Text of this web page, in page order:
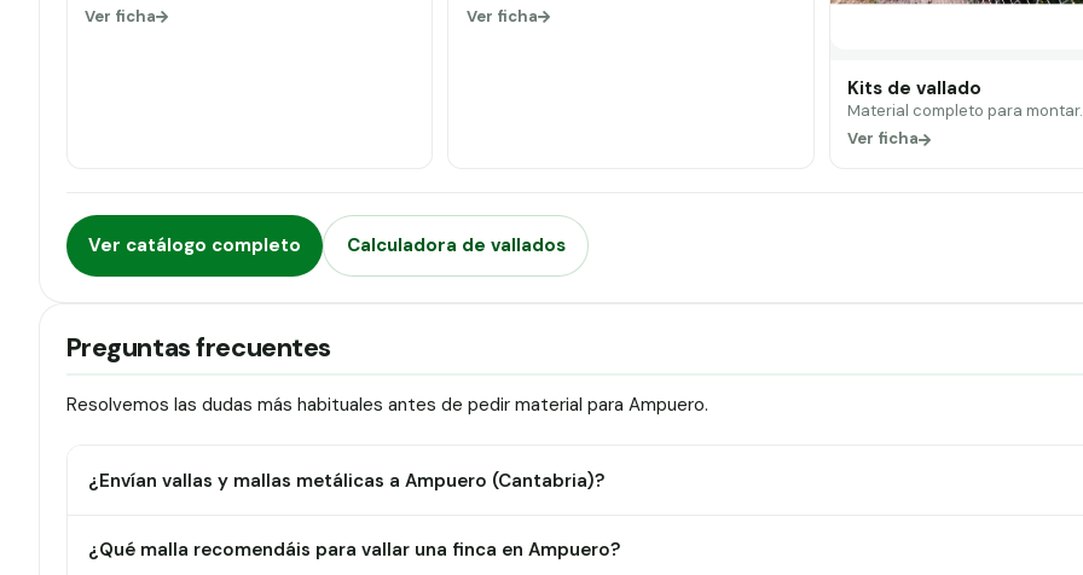
Ver ficha
Ver ficha
Kits de vallado
Material completo para montar.
Ver ficha
Ver catálogo completo Calculadora de vallados
Preguntas frecuentes
Resolvemos las dudas más habituales antes de pedir material para Ampuero.
¿Envían vallas y mallas metálicas a Ampuero (Cantabria)?
¿Qué malla recomendáis para vallar una finca en Ampuero?